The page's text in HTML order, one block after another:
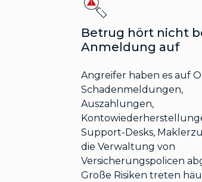
Betrug hört nicht
Anmeldung auf
Angreifer haben es auf
Schadenmeldungen,
Auszahlungen,
Support-Desks,
die Verwaltung von
Versicherungspolicen
Große Risiken treten